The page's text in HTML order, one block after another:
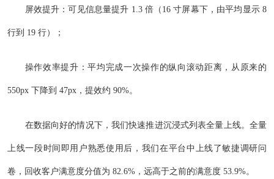
屏效提升：可见信息量提升 1.3 倍（16 寸屏幕下，由平均显示 8
行到 19 行）；
操作效率提升：平均完成一次操作的纵向滚动距离，从原来的
550px 下降到 47px，提效约 90%。
在数据向好的情况下，我们快速推进沉浸式列表全量上线。全量
上线一段时间即用户熟悉使用后，我们在平台中上线了敏捷调研问
卷，回收客户满意度分值为 82.6%，远高于之前的满意度 53.9%。